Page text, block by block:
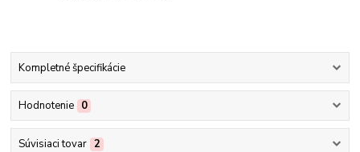
Kompletné špecifikácie
Hodnotenie 0
Súvisiaci tovar 2